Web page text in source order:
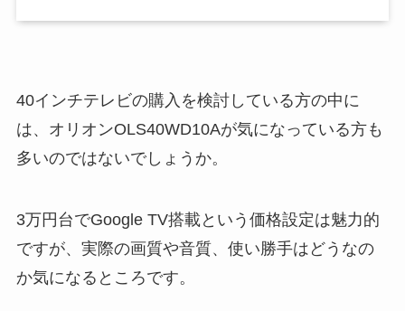
40インチテレビの購入を検討している方の中に
は、オリオンOLS40WD10Aが気になっている方も
多いのではないでしょうか。
3万円台でGoogle TV搭載という価格設定は魅力的
ですが、実際の画質や音質、使い勝手はどうなの
か気になるところです。